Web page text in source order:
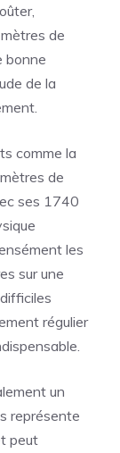
de
bonne
de la
comme la
de
ses 1740
les
sur une
régulier
un
représente
peut